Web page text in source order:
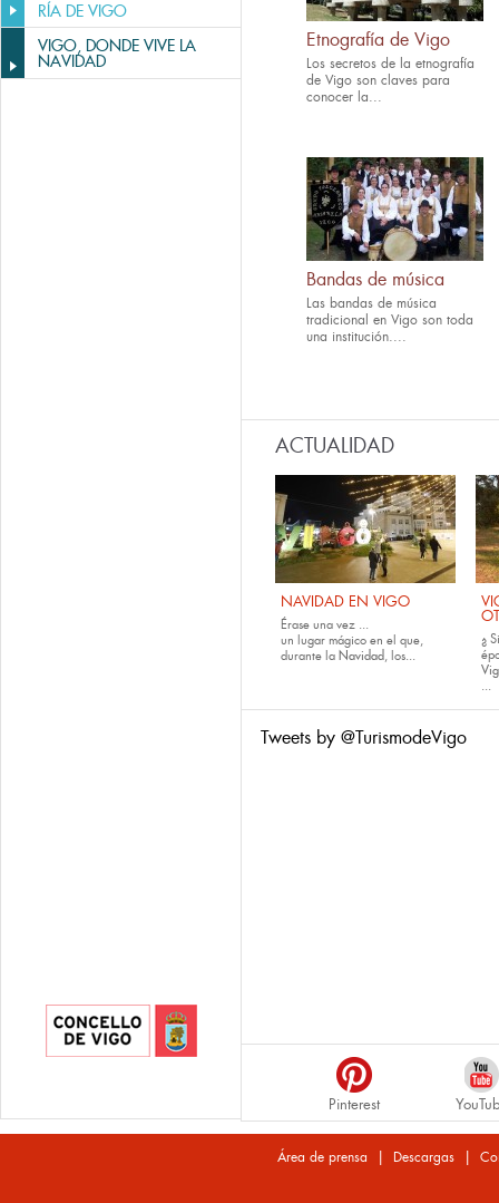
RÍA DE VIGO
VIGO, DONDE VIVE LA
NAVIDAD
Etnografía de Vigo
Los secretos de la etnografía
de Vigo son claves para
conocer la...
Bandas de música
Las bandas de música
tradicional en Vigo son toda
una institución....
ACTUALIDAD
NAVIDAD EN VIGO
Érase una vez ...
un lugar mágico en el que,
durante la Navidad, los...
¿
...
Tweets by @TurismodeVigo
Pinterest
Área de prensa | Descargas|